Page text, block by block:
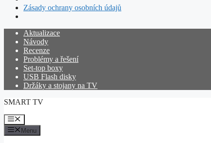
Zásady ochrany osobních údajů
Přeskočit
obsah
Aktualizace
Návody
Recenze
Problémy a řešení
Set-top boxy
USB Flash disky
Držáky a stojany na TV
SMART TV
Menu
Menu